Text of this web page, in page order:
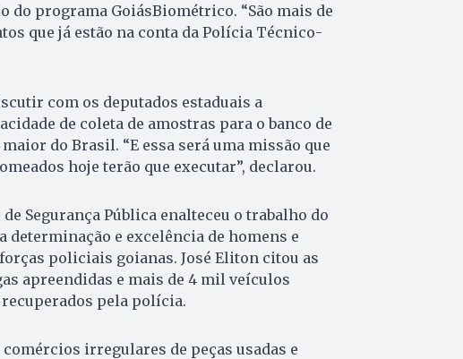
do programa GoiásBiométrico. “São mais de
que já estão na conta da Polícia Técnico-
com os deputados estaduais a
de coleta de amostras para o banco de
do Brasil. “E essa será uma missão que
hoje terão que executar”, declarou.
Segurança Pública enalteceu o trabalho do
determinação e excelência de homens e
policiais goianas. José Eliton citou as
apreendidas e mais de 4 mil veículos
pela polícia.
irregulares de peças usadas e